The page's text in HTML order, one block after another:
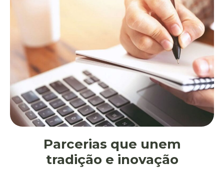
Parcerias que unem
tradição e inovação